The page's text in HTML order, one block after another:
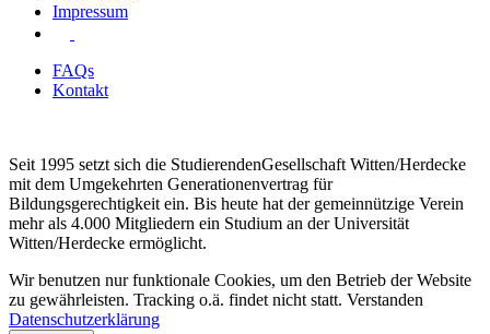
Impressum
FAQs
Kontakt
Seit 1995 setzt sich die StudierendenGesellschaft Witten/Herdecke
mit dem Umgekehrten Generationenvertrag für
Bildungsgerechtigkeit ein. Bis heute hat der gemeinnützige Verein
mehr als 4.000 Mitgliedern ein Studium an der Universität
Witten/Herdecke ermöglicht.
Wir benutzen nur funktionale Cookies, um den Betrieb der Website
zu gewährleisten. Tracking o.ä. findet nicht statt. Verstanden
Datenschutzerklärung